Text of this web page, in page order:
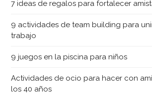
7 ideas de regalos para fortalecer
9 actividades de team building para
trabajo
9 juegos en la piscina para niños
Actividades de ocio para hacer con
los 40 años